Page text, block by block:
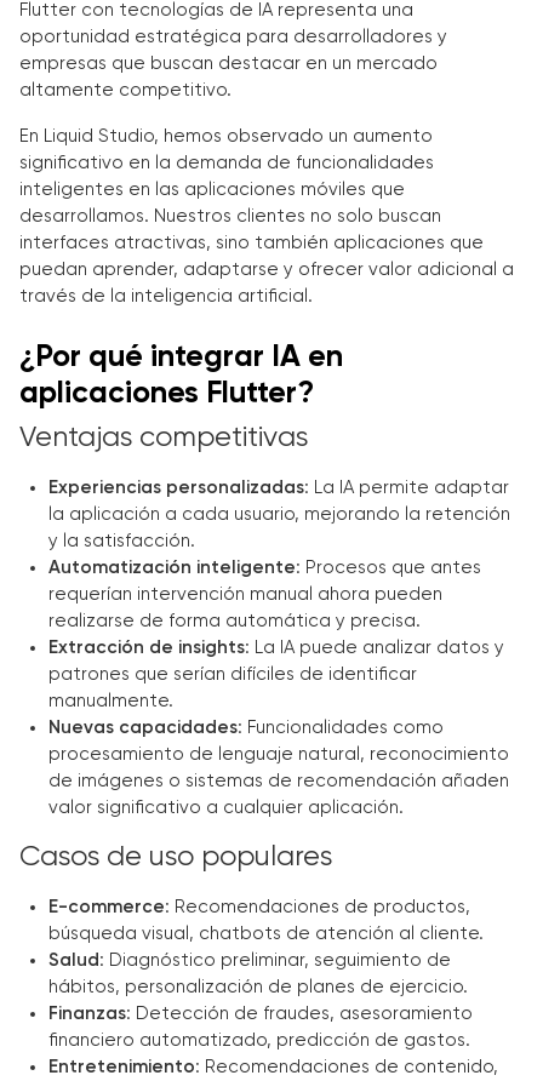
Flutter con tecnologías de IA representa una
oportunidad estratégica para desarrolladores y
empresas que buscan destacar en un mercado
altamente competitivo.
En Liquid Studio, hemos observado un aumento
significativo en la demanda de funcionalidades
inteligentes en las aplicaciones móviles que
desarrollamos. Nuestros clientes no solo buscan
interfaces atractivas, sino también aplicaciones que
puedan aprender, adaptarse y ofrecer valor adicional a
través de la inteligencia artificial.
¿Por qué integrar IA en
aplicaciones Flutter?
Ventajas competitivas
Experiencias personalizadas: La IA permite adaptar
la aplicación a cada usuario, mejorando la retención
y la satisfacción.
Automatización inteligente: Procesos que antes
requerían intervención manual ahora pueden
realizarse de forma automática y precisa.
Extracción de insights: La IA puede analizar datos y
patrones que serían difíciles de identificar
manualmente.
Nuevas capacidades: Funcionalidades como
procesamiento de lenguaje natural, reconocimiento
de imágenes o sistemas de recomendación añaden
valor significativo a cualquier aplicación.
Casos de uso populares
E-commerce: Recomendaciones de productos,
búsqueda visual, chatbots de atención al cliente.
Salud : Diagnóstico preliminar, seguimiento de
hábitos, personalización de planes de ejercicio.
Finanzas: Detección de fraudes, asesoramiento
financiero automatizado, predicción de gastos.
Entretenimiento: Recomendaciones de contenido,